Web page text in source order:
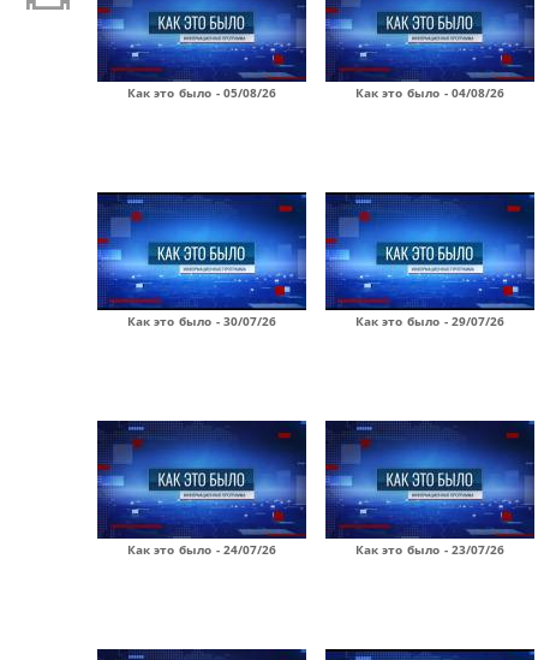
Как это было - 05/08/26 Как это было - 04/08/26
Как это было - 30/07/26 Как это было - 29/07/26
Как это было - 24/07/26 Как это было - 23/07/26